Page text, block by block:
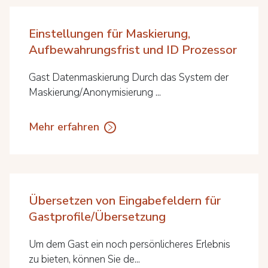
Einstellungen für Maskierung,
Aufbewahrungsfrist und ID Prozessor
Gast Datenmaskierung Durch das System der
Maskierung/Anonymisierung ...
Mehr erfahren
Übersetzen von Eingabefeldern für
Gastprofile/Übersetzung
Um dem Gast ein noch persönlicheres Erlebnis
zu bieten, können Sie de...